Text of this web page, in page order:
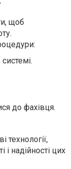
щоб
до фахівця.
технології,
надійності цих